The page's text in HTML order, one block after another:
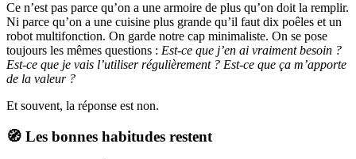
Ce n’est pas parce qu’on a une armoire de plus qu’on doit la remplir.
Ni parce qu’on a une cuisine plus grande qu’il faut dix poêles et un
robot multifonction. On garde notre cap minimaliste. On se pose
toujours les mêmes questions : Est-ce que j’en ai vraiment besoin ?
Est-ce que je vais l’utiliser régulièrement ? Est-ce que ça m’apporte
de la valeur ?
Et souvent, la réponse est non.
🧭 Les bonnes habitudes restent